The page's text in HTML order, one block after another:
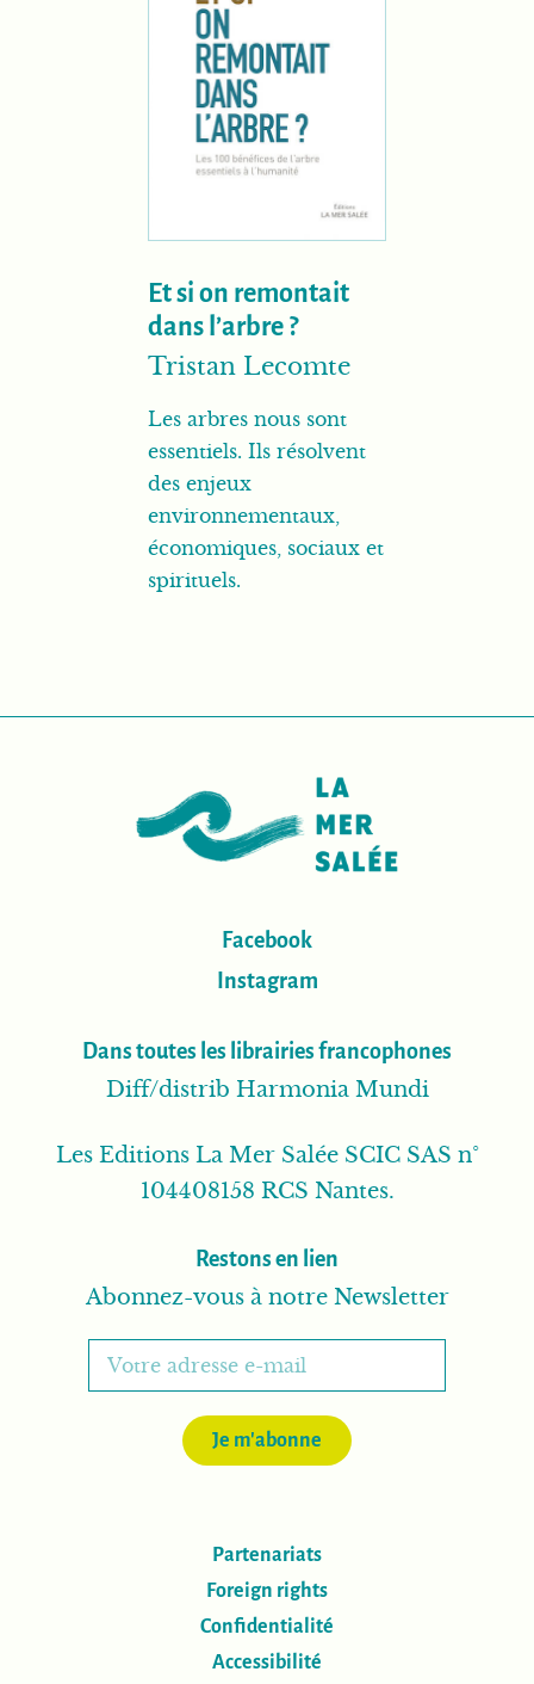
Et si on remontait
dans l’arbre ?
Tristan Lecomte
Les arbres nous sont
essentiels. Ils résolvent
des enjeux
environnementaux,
économiques, sociaux et
spirituels.
Facebook
Instagram
Dans toutes les librairies francophones
Diff/distrib Harmonia Mundi
Les Editions La Mer Salée SCIC SAS n°
104408158 RCS Nantes.
Restons en lien
Abonnez-vous à notre Newsletter
Je m'abonne
Partenariats
Foreign rights
Confidentialité
Accessibilité